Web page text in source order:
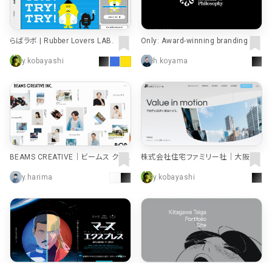
らばラボ | Rubber Lovers LAB.
y.kobayashi
Only: Award-winning branding ag
ency UK | Research, strategy and
designh.koyama
BEAMS CREATIVE｜ビームス クリ
y.harima
株式会社住宅ファミリー社｜大阪市
東淀川区・淡路の賃貸管理・不動産
事業y.kobayashi